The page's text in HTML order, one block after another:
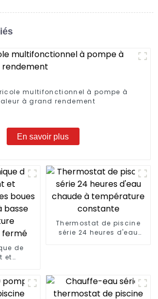
multifonctionnel à pompe à
à grand rendement
En savoir plus
de
et
Thermostat de piscine
série 24 heures d'eau